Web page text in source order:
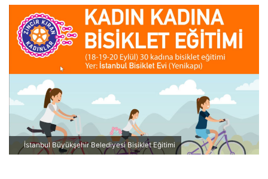
p
n
d
İstanbul Büyükşehir Belediyesi Bisiklet Eğitimi